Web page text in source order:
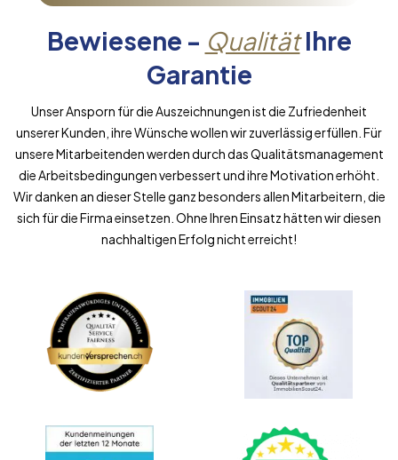
Bewiesene - QualitätIhre
Garantie
Unser Ansporn für die Auszeichnungen ist die Zufriedenheit
unserer Kunden, ihre Wünsche wollen wir zuverlässig erfüllen. Für
unsere Mitarbeitenden werden durch das Qualitätsmanagement
die Arbeitsbedingungen verbessert und ihre Motivation erhöht.
Wir danken an dieser Stelle ganz besonders allen Mitarbeitern, die
sich für die Firma einsetzen. Ohne Ihren Einsatz hätten wir diesen
nachhaltigen Erfolg nicht erreicht!